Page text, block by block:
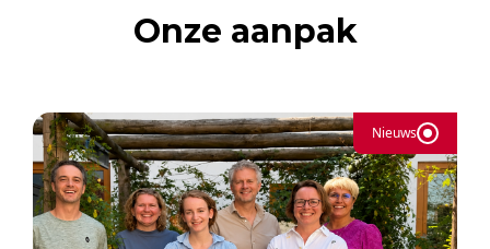
Onze aanpak
Nieuws